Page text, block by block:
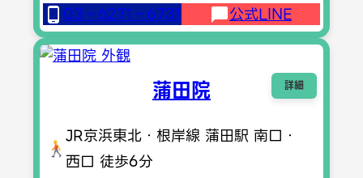
03‐6271‐6731
公式LINE
詳細
蒲田院
JR京浜東北・根岸線 蒲田駅 南口・
西口 徒歩6分